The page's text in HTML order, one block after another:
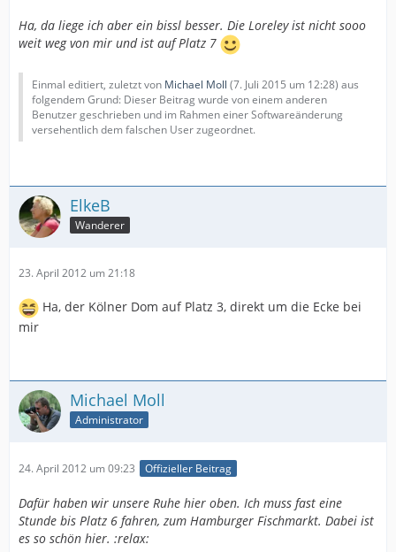
Ha, da liege ich aber ein bissl besser. Die Loreley ist nicht sooo
weit weg von mir und ist auf Platz 7
Einmal editiert, zuletzt von Michael Moll (7. Juli 2015 um 12:28) aus
folgendem Grund: Dieser Beitrag wurde von einem anderen
Benutzer geschrieben und im Rahmen einer Softwareänderung
versehentlich dem falschen User zugeordnet.
ElkeB
Wanderer
23. April 2012 um 21:18
Ha, der Kölner Dom auf Platz 3, direkt um die Ecke bei
mir
Michael Moll
Administrator
24. April 2012 um 09:23 Offizieller Beitrag
Dafür haben wir unsere Ruhe hier oben. Ich muss fast eine
Stunde bis Platz 6 fahren, zum Hamburger Fischmarkt. Dabei ist
es so schön hier. :relax: